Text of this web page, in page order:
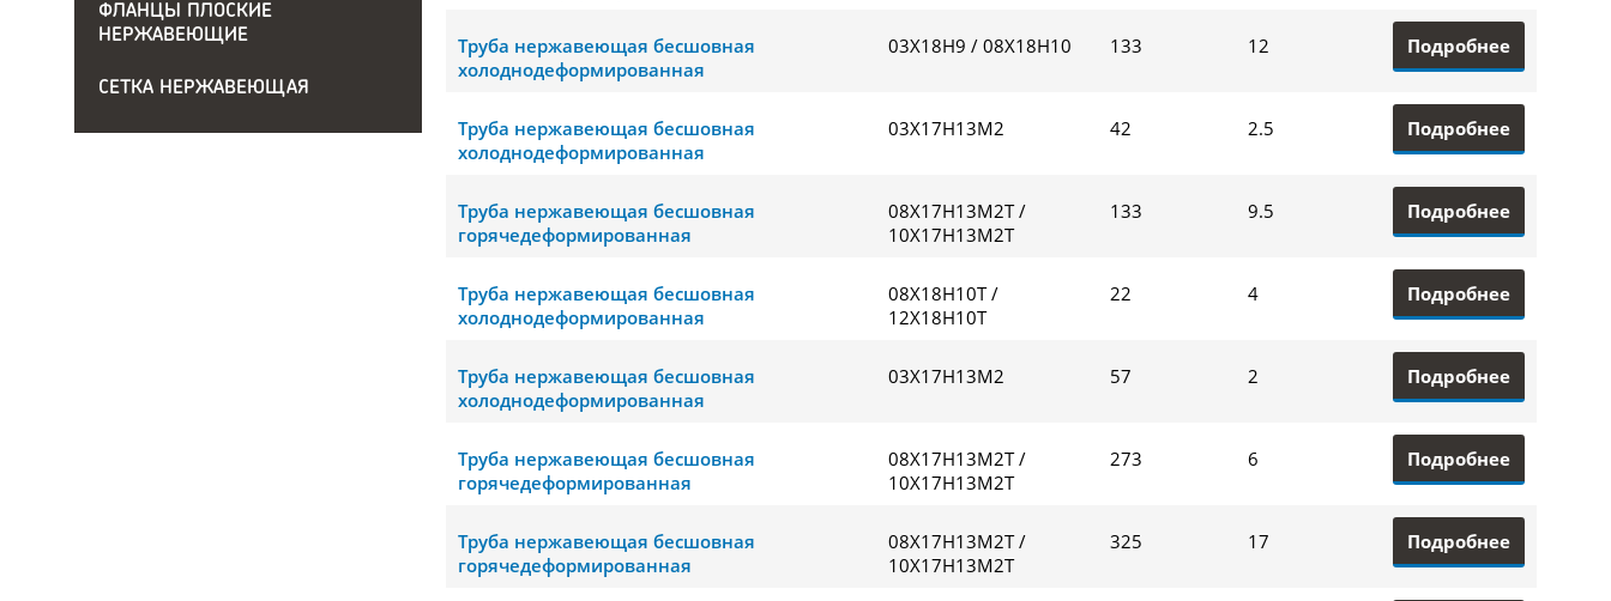
ФЛАНЦЫ ПЛОСКИЕ
НЕРЖАВЕЮЩИЕ
СЕТКА НЕРЖАВЕЮЩАЯ
Труба нержавеющая бесшовная
холоднодеформированная
03Х18Н9 / 08Х18Н10 133 12 Подробнее
Труба нержавеющая бесшовная
холоднодеформированная
03Х17Н13М2 42 2.5 Подробнее
Труба нержавеющая бесшовная
горячедеформированная
08Х17Н13М2Т /
10Х17Н13М2Т
133 9.5 Подробнее
Труба нержавеющая бесшовная
холоднодеформированная
08Х18Н10Т /
12Х18Н10Т
22 4 Подробнее
Труба нержавеющая бесшовная
холоднодеформированная
03Х17Н13М2 57 2 Подробнее
Труба нержавеющая бесшовная
горячедеформированная
08Х17Н13М2Т /
10Х17Н13М2Т
273 6 Подробнее
Труба нержавеющая бесшовная
горячедеформированная
08Х17Н13М2Т /
10Х17Н13М2Т
325 17 Подробнее